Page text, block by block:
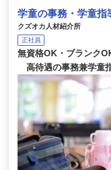
学童の事務・学童指
クズオカ人材紹介所
正社員
無資格OK・ブランク
高待遇の事務兼学童